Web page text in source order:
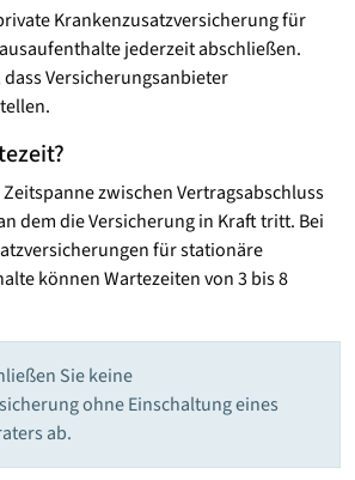
Krankenzusatzversicherung für
jederzeit abschließen.
Versicherungsanbieter
zwischen Vertragsabschluss
dem die Versicherung in Kraft tritt. Bei
für stationäre
können Wartezeiten von 3 bis 8
Sie keine
ohne Einschaltung eines
ab.